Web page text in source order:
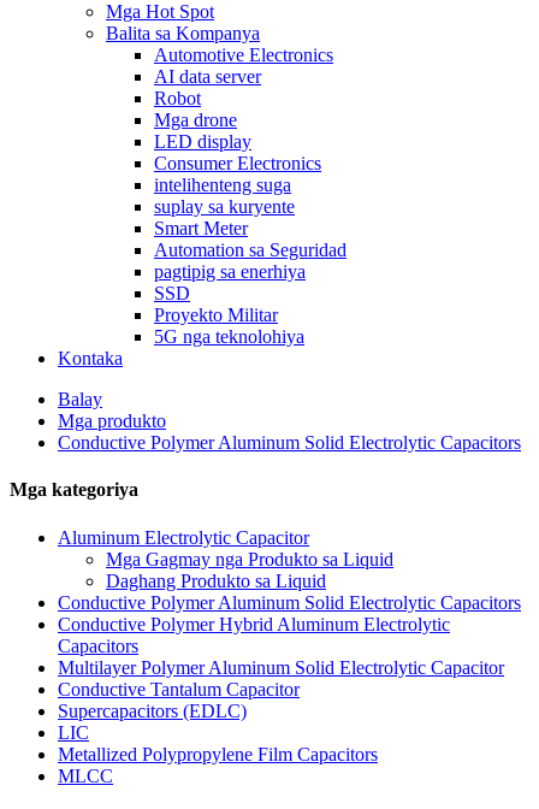
Mga Hot Spot
Balita sa Kompanya
Automotive Electronics
AI data server
Robot
Mga drone
LED display
Consumer Electronics
intelihenteng suga
suplay sa kuryente
Smart Meter
Automation sa Seguridad
pagtipig sa enerhiya
SSD
Proyekto Militar
5G nga teknolohiya
Kontaka
Balay
Mga produkto
Conductive Polymer Aluminum Solid Electrolytic Capacitors
Mga kategoriya
Aluminum Electrolytic Capacitor
Mga Gagmay nga Produkto sa Liquid
Daghang Produkto sa Liquid
Conductive Polymer Aluminum Solid Electrolytic Capacitors
Conductive Polymer Hybrid Aluminum Electrolytic
Capacitors
Multilayer Polymer Aluminum Solid Electrolytic Capacitor
Conductive Tantalum Capacitor
Supercapacitors (EDLC)
LIC
Metallized Polypropylene Film Capacitors
MLCC